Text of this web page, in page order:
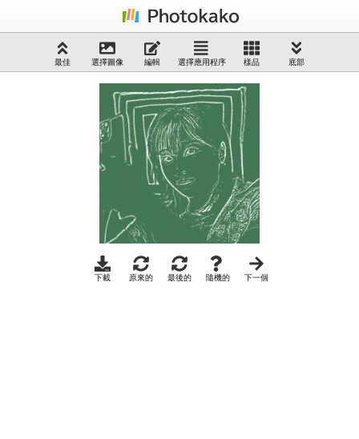
最佳 選擇圖像 編輯 選擇應用程序 樣品 底部
下載 原來的 最後的 隨機的 下一個